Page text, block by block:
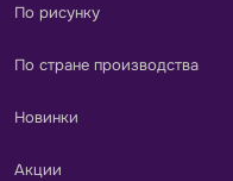
По рисунку
По стране производства
Новинки
Акции